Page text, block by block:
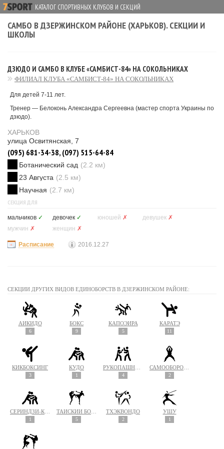
КАТАЛОГ СПОРТИВНЫХ КЛУБОВ И СЕКЦИЙ
САМБО В ДЗЕРЖИНСКОМ РАЙОНЕ (ХАРЬКОВ). СЕКЦИИ И
ШКОЛЫ
ДЗЮДО И САМБО В КЛУБЕ «САМБИСТ-84» НА СОКОЛЬНИКАХ
ФИЛИАЛ КЛУБА «САМБИСТ-84» НА СОКОЛЬНИКАХ
Для детей 7-11 лет.
Тренер — Белоконь Александра Сергеевна (мастер спорта Украины по
дзюдо).
ХАРЬКОВ
улица Освитянская, 7
(095) 681-34-38, (097) 515-64-84
Ботанический сад (2.2 км)
23 Августа (2.5 км)
Научная (2.7 км)
СЕКЦИЯ ДЛЯ
мальчиков ✓ девочек ✓ юношей ✗ девушек ✗
мужчин ✗ женщин ✗
Расписание 2016.12.27
СЕКЦИИ ДРУГИХ ВИДОВ ЕДИНОБОРСТВ В ДЗЕРЖИНСКОМ РАЙОНЕ:
АЙКИДО
6
БОКС
9
КАПОЭЙРА
5
КАРАТЭ
11
КИКБОКСИНГ
3
КУДО
1 4 2
1 5
ТХЭКВОНДО
2
УШУ
1